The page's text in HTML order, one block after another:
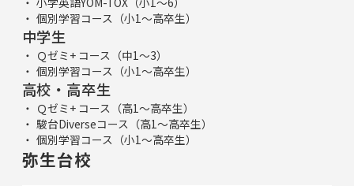
個別学習コース（小1～高卒生）
中学生
Ｑゼミ+ コース（中1～3）
個別学習コース（小1～高卒生）
高校・高卒生
Ｑゼミ+ コース（高1～高卒生）
駿台Diverseコース（高1～高卒生）
個別学習コース（小1～高卒生）
弥生台校